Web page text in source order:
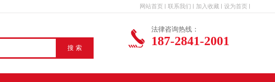
网站首页 联系我们 加入收藏 设为首页
搜 索
法律咨询热线：
187-2841-2001